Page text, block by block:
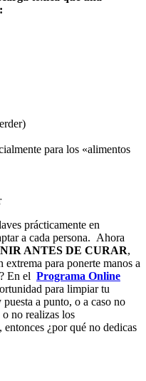
para los «alimentos
prácticamente en
a cada persona. Ahora
ANTES DE CURAR,
extrema para ponerte manos a
En el Programa Online
para limpiar tu
a punto, o a caso no
o no realizas los
¿por qué no dedicas